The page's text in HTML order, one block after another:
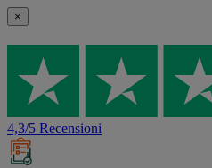
×
4,3/5 Recensioni